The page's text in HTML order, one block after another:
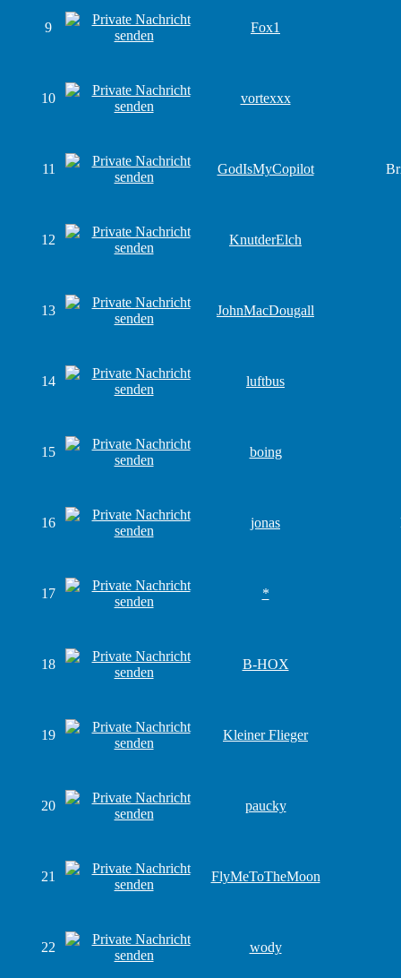
9 Fox1
10 vortexxx
11 GodIsMyCopilot
12 KnutderElch
13 JohnMacDougall
14 luftbus
15 boing
16 jonas
17 *
18 B-HOX
19 Kleiner Flieger
20 paucky
21 FlyMeToTheMoon
22 wody